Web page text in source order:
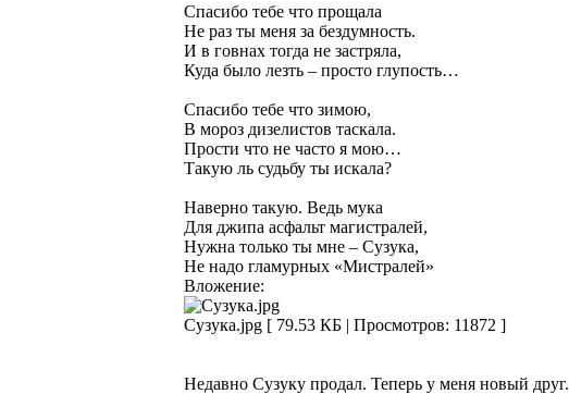
Спасибо тебе что прощала
Не раз ты меня за бездумность.
И в говнах тогда не застряла,
Куда было лезть – просто глупость…
Спасибо тебе что зимою,
В мороз дизелистов таскала.
Прости что не часто я мою…
Такую ль судьбу ты искала?
Наверно такую. Ведь мука
Для джипа асфальт магистралей,
Нужна только ты мне – Сузука,
Не надо гламурных «Мистралей»
Вложение:
Сузука.jpg [ 79.53 КБ | Просмотров: 11872 ]
Недавно Сузуку продал. Теперь у меня новый друг.